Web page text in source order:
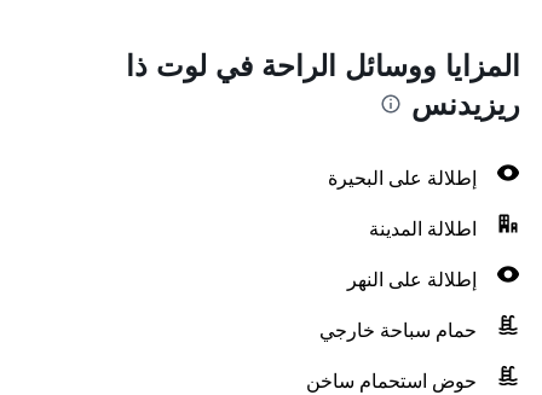
المزايا ووسائل الراحة في لوت ذا
ريزيدنس
إطلالة على البحيرة
اطلالة المدينة
إطلالة على النهر
حمام سباحة خارجي
حوض استحمام ساخن